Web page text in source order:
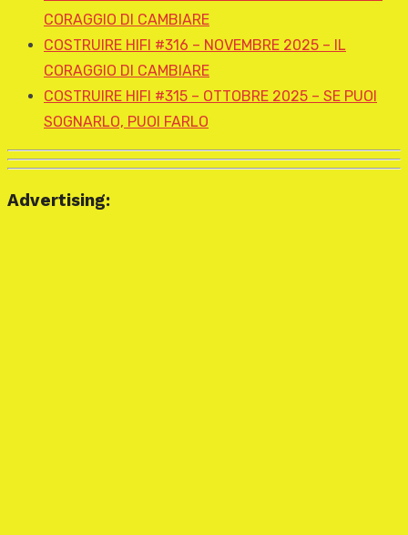
CORAGGIO DI CAMBIARE
COSTRUIRE HIFI #316 – NOVEMBRE 2025 – IL
CORAGGIO DI CAMBIARE
COSTRUIRE HIFI #315 – OTTOBRE 2025 – SE PUOI
SOGNARLO, PUOI FARLO
Advertising: